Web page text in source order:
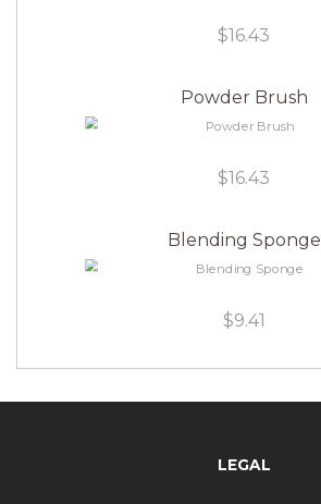
$16.43
Powder Brush
$16.43
Blending Sponge
$9.41
LEGAL